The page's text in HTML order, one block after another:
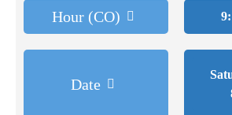
Hour (CO)
Date